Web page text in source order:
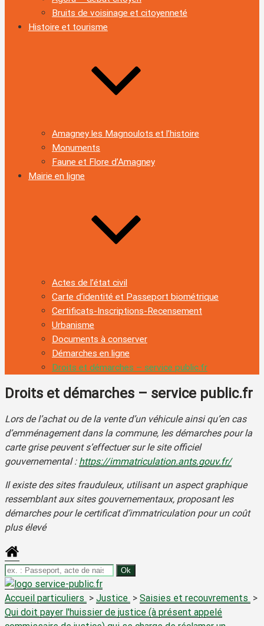
Bruits de voisinage et citoyenneté
Histoire et tourisme
Amagney les Magnoulots et l’histoire
Monuments
Faune et Flore d’Amagney
Mairie en ligne
Actes de l’état civil
Carte d’identité et Passeport biométrique
Certificats-Inscriptions-Recensement
Urbanisme
Documents à conserver
Démarches en ligne
Droits et démarches – service public.fr
Droits et démarches – service public.fr
Lors de l’achat ou de la vente d’un véhicule ainsi qu’en cas
d’emménagement dans la commune, les démarches pour la
carte grise peuvent s’effectuer sur le site officiel
gouvernemental : https://immatriculation.ants.gouv.fr/
Il existe des sites frauduleux, utilisant un aspect graphique
ressemblant aux sites gouvernementaux, proposant les
démarches pour le certificat d’immatriculation pour un coût
plus élevé
Accueil particuliers > Justice > Saisies et recouvrements >
Qui doit payer l'huissier de justice (à présent appelé